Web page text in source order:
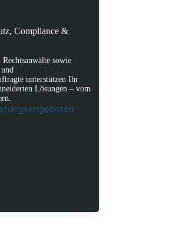
Compliance &
sowie
unterstützen Ihr
Lösungen – vom